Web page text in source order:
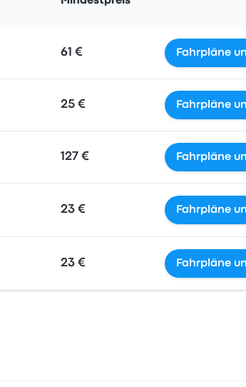
61 € Fahrpläne
25 € Fahrpläne
127 € Fahrpläne
23 € Fahrpläne
23 € Fahrpläne